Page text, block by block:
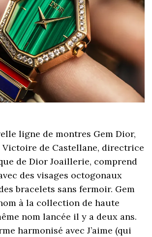
ligne de montres Gem Dior,
Victoire de Castellane, directrice
de Dior Joaillerie, comprend
des visages octogonaux
bracelets sans fermoir. Gem
à la collection de haute
nom lancée il y a deux ans.
harmonisé avec J’aime (qui